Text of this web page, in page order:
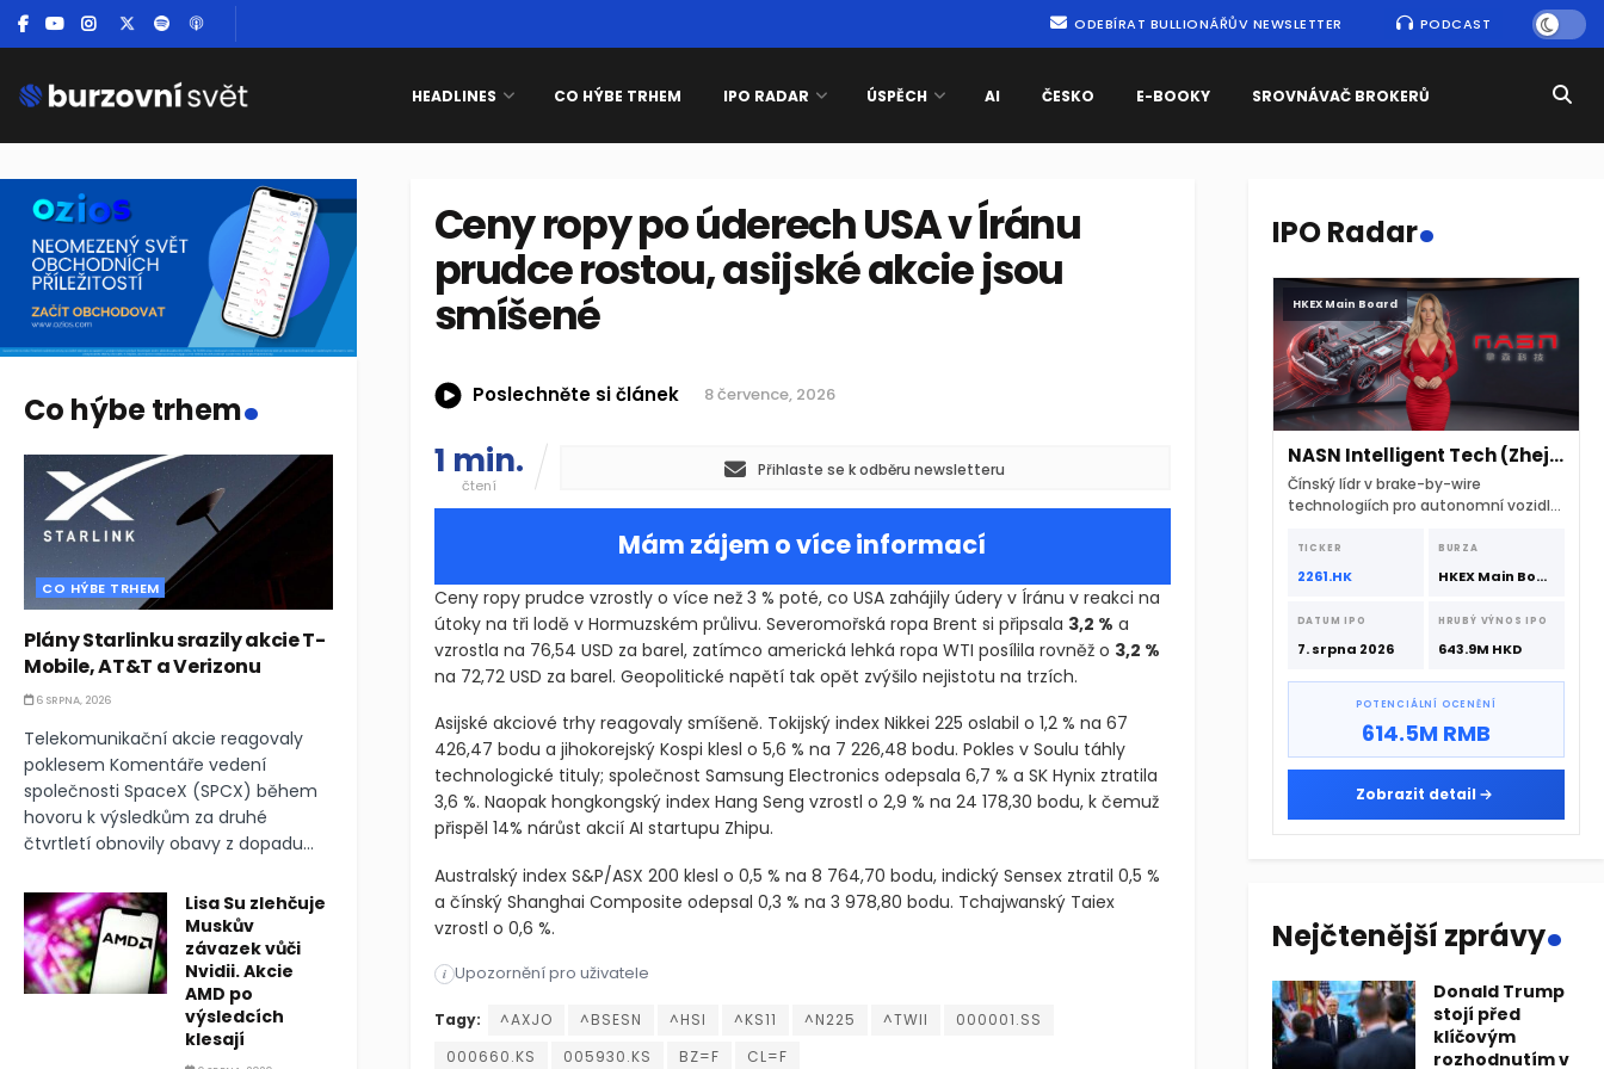
ODEBÍRAT BULLIONÁŘŮV NEWSLETTER PODCAST
HEADLINES CO HÝBE TRHEM IPO RADAR ÚSPĚCH AI ČESKO E-BOOKY SROVNÁVAČ BROKERŮ
Ceny ropy po úderech USA v Íránu
prudce rostou, asijské akcie jsou
smíšené
Poslechněte si článek 8 července, 2026
1 min.
čtení
Přihlaste se k odběru newsletteru
Mám zájem o více informací
Ceny ropy prudce vzrostly o více než 3 % poté, co USA zahájily údery v Íránu v reakci na
útoky na tři lodě v Hormuzském průlivu. Severomořská ropa Brent si připsala 3,2 % a
vzrostla na 76,54 USD za barel, zatímco americká lehká ropa WTI posílila rovněž o 3,2 %
na 72,72 USD za barel. Geopolitické napětí tak opět zvýšilo nejistotu na trzích.
Asijské akciové trhy reagovaly smíšeně. Tokijský index Nikkei 225 oslabil o 1,2 % na 67
426,47 bodu a jihokorejský Kospi klesl o 5,6 % na 7 226,48 bodu. Pokles v Soulu táhly
technologické tituly; společnost Samsung Electronics odepsala 6,7 % a SK Hynix ztratila
3,6 %. Naopak hongkongský index Hang Seng vzrostl o 2,9 % na 24 178,30 bodu, k čemuž
přispěl 14% nárůst akcií AI startupu Zhipu.
Australský index S&P/ASX 200 klesl o 0,5 % na 8 764,70 bodu, indický Sensex ztratil 0,5 %
a čínský Shanghai Composite odepsal 0,3 % na 3 978,80 bodu. Tchajwanský Taiex
vzrostl o 0,6 %.
Ceny ropy prudce vzrostly o více než 3 % poté, co USA zahájily údery v Íránu v reakci na útoky na tři lodě v Hormuzském průlivu.
i Upozornění pro uživatele
Ceny ropy prudce vzrostly o více než 3 % poté, co USA zahájily údery v Íránu v reakci na útoky na tři lodě v Hormuzském průlivu.
Tagy: ^AXJO ^BSESN ^HSI ^KS11 ^N225 ^TWII
000001.SS
000660.KS
005930.KS BZ=F CL=F
Co hýbe trhem.
CO HÝBE TRHEM
Plány Starlinku srazily akcie T-
Mobile, AT&T a Verizonu
6 SRPNA, 2026
Telekomunikační akcie reagovaly
poklesem Komentáře vedení
společnosti SpaceX (SPCX) během
hovoru k výsledkům za druhé
čtvrtletí obnovily obavy z dopadu...
Lisa Su zlehčuje
Muskův
závazek vůči
Nvidii. Akcie
AMD po
výsledcích
klesají
IPO Radar.
HKEX Main Board
NASN Intelligent Tech (Zhejiang)
Čínský lídr v brake-by-wire
technologiích pro autonomní vozidla
srpna 2026 s podporou CATL a
Hillhouse Investment.
TICKER
2261.HK
BURZA
HKEX Main Board
DATUM IPO
7. srpna 2026
HRUBÝ VÝNOS IPO
643.9M HKD
POTENCIÁLNÍ OCENĚNÍ
614.5M RMB
Zobrazit detail
Nejčtenější zprávy.
Donald Trump
stojí před
klíčovým
rozhodnutím v